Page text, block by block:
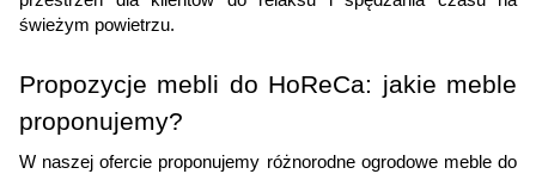
świeżym powietrzu.
Propozycje mebli do HoReCa: jakie meble
proponujemy?
W naszej ofercie proponujemy różnorodne ogrodowe meble do